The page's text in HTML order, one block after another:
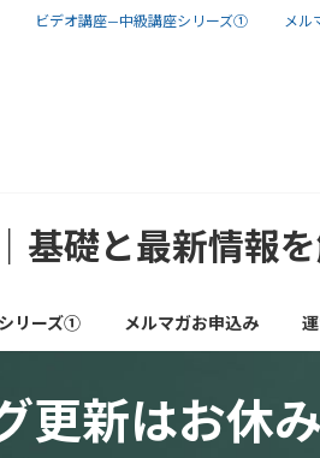
ビデオ講座—中級講座シリーズ① メル
基礎と最新情報
リーズ① メルマガお申込み
更新はお休